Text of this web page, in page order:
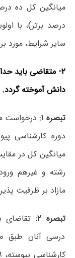
درصد برتر)، با
سایر شرایط، مورد
دانش آموخته گردد.
تبصره ۱:
دوره کارشناسی
مازاد بر ظرفیت
تبصره ۲:
تقاضای
درسی آنان طبق